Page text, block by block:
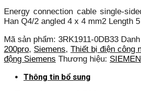
Energy connection cable single-
Han Q4/2 angled 4 x 4 mm2 Length
Mã sản phẩm: 3RK1911-0DB33
200pro, Siemens, Thiết bị điện công
động Siemens Thương hiệu:
Thông tin bổ sung